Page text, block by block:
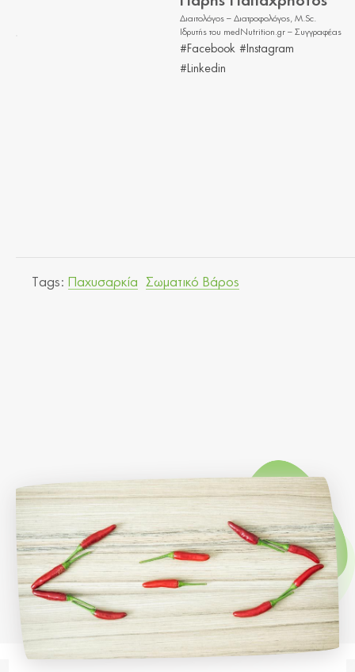
Διαιτολόγος – Διατροφολόγος, M.Sc.
Ιδρυτής του medNutrition.gr – Συγγραφέας
#Facebook #Instagram
#Linkedin
Tags: Παχυσαρκία Σωματικό Βάρος